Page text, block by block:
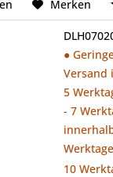
Merken
●
Versand
5
- 7
10